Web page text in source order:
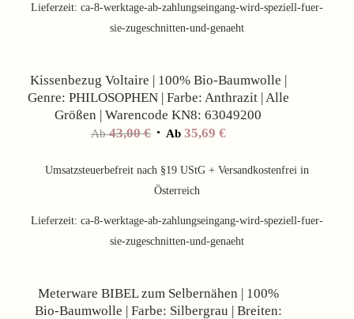
Lieferzeit: ca-8-werktage-ab-zahlungseingang-wird-speziell-fuer-
sie-zugeschnitten-und-genaeht
Kissenbezug Voltaire | 100% Bio-Baumwolle |
Genre: PHILOSOPHEN | Farbe: Anthrazit | Alle
Größen | Warencode KN8: 63049200
Ab43,00€ Ab 35,69 €
Umsatzsteuerbefreit nach §19 UStG + Versandkostenfrei in
Österreich
Lieferzeit: ca-8-werktage-ab-zahlungseingang-wird-speziell-fuer-
sie-zugeschnitten-und-genaeht
Meterware BIBEL zum Selbernähen | 100%
Bio-Baumwolle | Farbe: Silbergrau | Breiten: